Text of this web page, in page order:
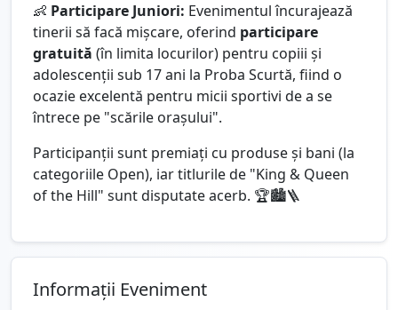
👶 Participare Juniori: Evenimentul încurajează
tinerii să facă mișcare, oferind participare
gratuită (în limita locurilor) pentru copiii și
adolescenții sub 17 ani la Proba Scurtă, fiind o
ocazie excelentă pentru micii sportivi de a se
întrece pe "scările orașului".
Participanții sunt premiați cu produse și bani (la
categoriile Open), iar titlurile de "King & Queen
of the Hill" sunt disputate acerb. 🏆🏙️🪜
Informații Eveniment